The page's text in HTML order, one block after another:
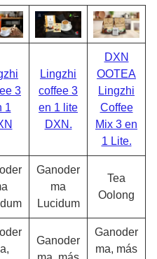
3
1
Lingzhi
coffee 3
en 1 lite
DXN.
DXN
OOTEA
Lingzhi
Coffee
Mix 3 en
1 Lite.
Ganoder
ma
Lucidum
Tea
Oolong
Ganoder
Ganoder
ma, más